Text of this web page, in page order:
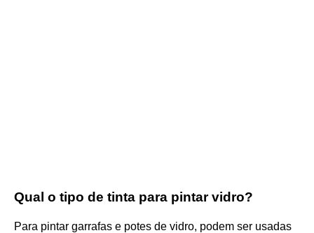
Qual o tipo de tinta para pintar vidro?
Para pintar garrafas e potes de vidro, podem ser usadas